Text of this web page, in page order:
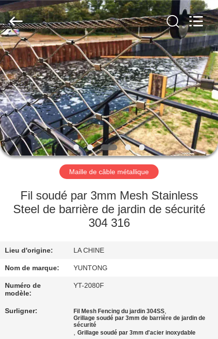
MAISON
PRODUITS
AU
SUJET
DE
NOUS
VISITE
D'USINE
DE
QUALITÉ
NOUS
Anping
Yuntong
Metal
Wire
Mesh
Co.,Ltd.
All
Rights
Reserved.
Maille de câble métallique
Fil soudé par 3mm Mesh Stainless
Steel de barrière de jardin de sécurité
304 316
Lieu d'origine: LA CHINE
Nom de marque: YUNTONG
Numéro de
modèle:
YT-2080F
Surligner: Fil Mesh Fencing du jardin 304SS,
Grillage soudé par 3mm de barrière de jardin de
sécurité
,Grillage soudé par 3mm d'acier inoxydable